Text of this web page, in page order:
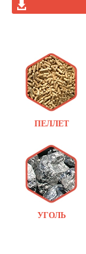
ПЕЛЛЕТ
УГОЛЬ